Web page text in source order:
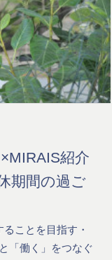
紹介
期間の過ご
ことを目指す・
「働く」をつなぐ